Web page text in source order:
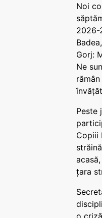
Noi
2026-
Gorj:
Ne
Peste
Copiii
țara
o